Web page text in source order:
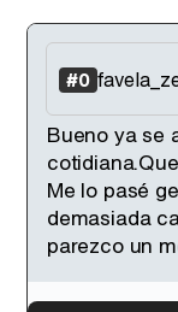
#0
Bueno ya se
Me lo pasé
demasiada
parezco un